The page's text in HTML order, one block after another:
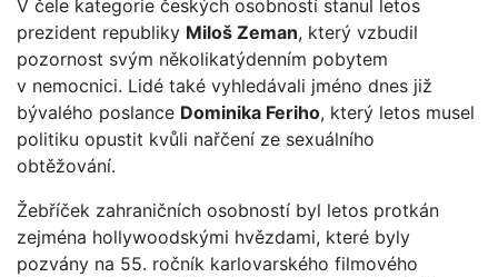
V čele kategorie českých osobností stanul letos
prezident republiky Miloš Zeman, který vzbudil
pozornost svým několikatýdenním pobytem
v nemocnici. Lidé také vyhledávali jméno dnes již
bývalého poslance Dominika Feriho, který letos musel
politiku opustit kvůli nařčení ze sexuálního
obtěžování.
Žebříček zahraničních osobností byl letos protkán
zejména hollywoodskými hvězdami, které byly
pozvány na 55. ročník karlovarského filmového